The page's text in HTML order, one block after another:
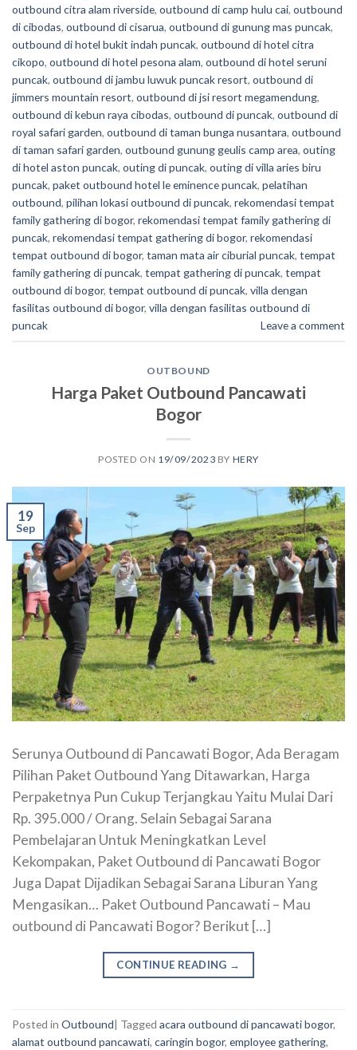
outbound citra alam riverside, outbound di camp hulu cai, outbound
di cibodas, outbound di cisarua, outbound di gunung mas puncak,
outbound di hotel bukit indah puncak, outbound di hotel citra
cikopo, outbound di hotel pesona alam, outbound di hotel seruni
puncak, outbound di jambu luwuk puncak resort, outbound di
jimmers mountain resort, outbound di jsi resort megamendung,
outbound di kebun raya cibodas, outbound di puncak, outbound di
royal safari garden, outbound di taman bunga nusantara, outbound
di taman safari garden, outbound gunung geulis camp area, outing
di hotel aston puncak, outing di puncak, outing di villa aries biru
puncak, paket outbound hotel le eminence puncak, pelatihan
outbound, pilihan lokasi outbound di puncak, rekomendasi tempat
family gathering di bogor, rekomendasi tempat family gathering di
puncak, rekomendasi tempat gathering di bogor, rekomendasi
tempat outbound di bogor, taman mata air ciburial puncak, tempat
family gathering di puncak, tempat gathering di puncak, tempat
outbound di bogor, tempat outbound di puncak, villa dengan
fasilitas outbound di bogor, villa dengan fasilitas outbound di
puncak
Leave a comment
OUTBOUND
Harga Paket Outbound Pancawati
Bogor
POSTED ON 19/09/2023 BY HERY
19
Sep
Serunya Outbound di Pancawati Bogor, Ada Beragam
Pilihan Paket Outbound Yang Ditawarkan, Harga
Perpaketnya Pun Cukup Terjangkau Yaitu Mulai Dari
Rp. 395.000 / Orang. Selain Sebagai Sarana
Pembelajaran Untuk Meningkatkan Level
Kekompakan, Paket Outbound di Pancawati Bogor
Juga Dapat Dijadikan Sebagai Sarana Liburan Yang
Mengasikan… Paket Outbound Pancawati – Mau
outbound di Pancawati Bogor? Berikut […]
CONTINUE READING →
Posted in Outbound| Tagged acara outbound di pancawati bogor,
alamat outbound pancawati, caringin bogor, employee gathering,